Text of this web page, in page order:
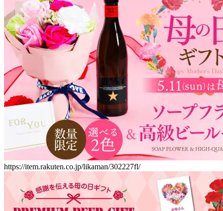
https://item.rakuten.co.jp/likaman/302227fl/